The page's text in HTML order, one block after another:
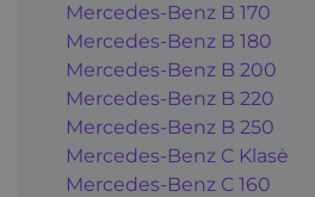
Mercedes-Benz B 170
Mercedes-Benz B 180
Mercedes-Benz B 200
Mercedes-Benz B 220
Mercedes-Benz B 250
Mercedes-Benz C Klasė
Mercedes-Benz C 160